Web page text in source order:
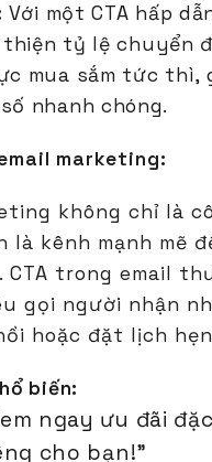
Với một CTA hấp
tỷ lệ chuyển
mua sắm tức thì,
nhanh chóng.
marketing:
không chỉ là
là kênh mạnh mẽ
CTA trong email
gọi người nhận
hoặc đặt lịch
biến:
ngay ưu đãi
cho bạn!”